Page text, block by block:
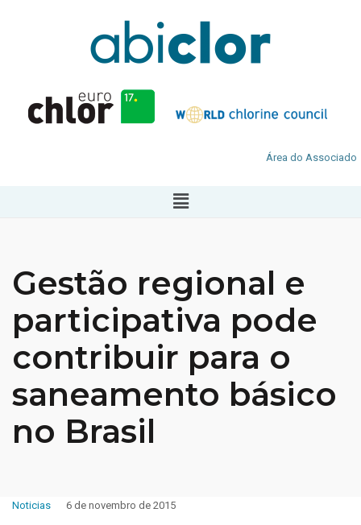
Área do Associado
Gestão regional e
participativa pode
contribuir para o
saneamento básico
no Brasil
Noticias 6 de novembro de 2015